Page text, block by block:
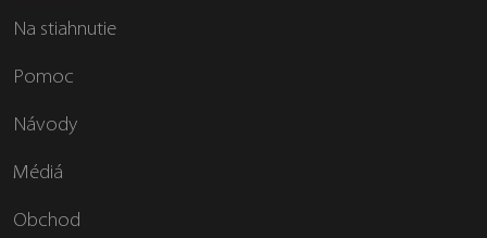
Na stiahnutie
Pomoc
Návody
Médiá
Obchod